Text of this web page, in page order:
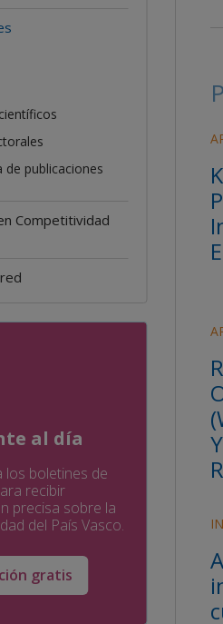
de publicaciones
Competitividad
al día
los boletines de
recibir
precisa sobre la
del País Vasco.
gratis